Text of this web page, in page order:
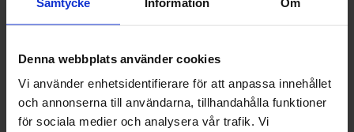
Denna webbplats använder cookies
Vi använder enhetsidentifierare för att anpassa innehållet
och annonserna till användarna, tillhandahålla funktioner
för sociala medier och analysera vår trafik. Vi
Annexet fyrbäddsrum
4 sängar